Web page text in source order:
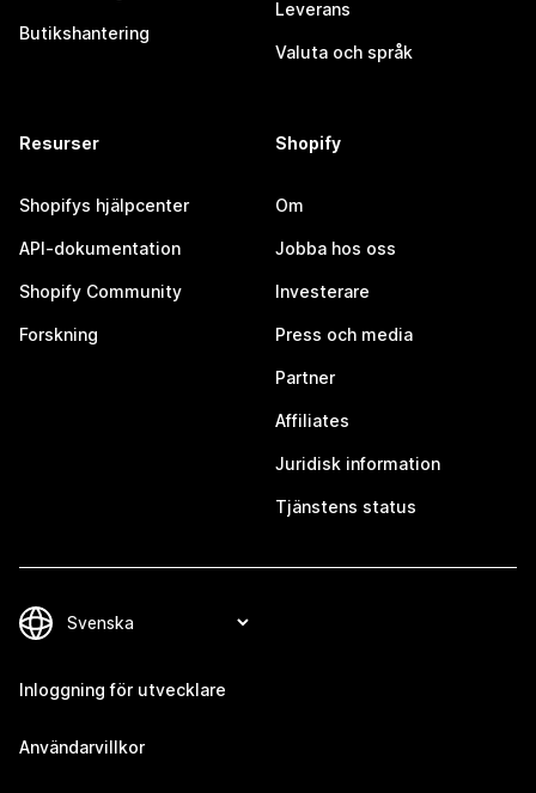
Butikshantering
Leverans
Valuta och språk
Resurser
Shopifys hjälpcenter
API-dokumentation
Shopify Community
Forskning
Shopify
Om
Jobba hos oss
Investerare
Press och media
Partner
Affiliates
Juridisk information
Tjänstens status
Inloggning för utvecklare
Användarvillkor